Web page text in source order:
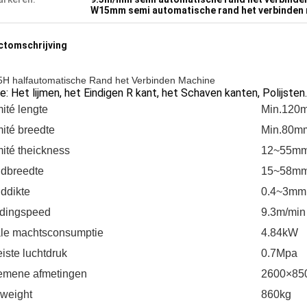
W15mm semi automatische rand het verbinden
halfautomatische Rand het Verbinden Machine
Het lijmen, het Eindigen R kant, het Schaven kanten, Polijsten.
lengte
breedte
theickness
0.4~3mm
9.3m/min
machtsconsumptie
4.84kW
luchtdruk
0.7Mpa
afmetingen
860kg